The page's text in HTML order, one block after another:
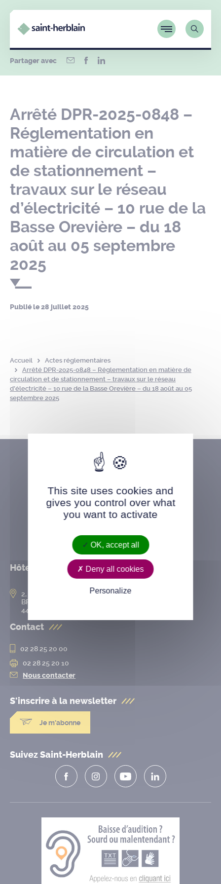
Partager avec
Arrêté DPR-2025-0848 –
Réglementation en
matière de circulation et
de stationnement –
travaux sur le réseau
d’électricité – 10 rue de la
Basse Orevière – du 18
août au 05 septembre
2025
Publié le28 juillet 2025
Accueil
Actes réglementaires
Arrêté DPR-2025-0848 – Réglementation en matière de
circulation et de stationnement – travaux sur le réseau
d’électricité – 10 rue de la Basse Orevière – du 18 août au 05
septembre 2025
Hôtel de ville
2, rue de l’Hôtel-de-Ville
BP 50167
44802 Saint-Herblain cedex
Contact
02 28 25 20 00
02 28 25 20 10
Nous contacter
S'inscrire à la newsletter
Je m'abonne
Suivez Saint-Herblain
This site uses cookies and
gives you control over what
you want to activate
OK, accept all
Deny all cookies
Personalize